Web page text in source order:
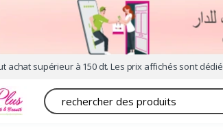
achat supérieur à 150 dt. Les prix affichés sont
Recherche